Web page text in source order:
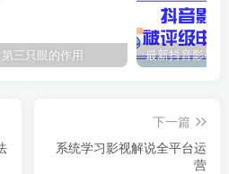
第三只眼的作用
下一篇
系统学习影视解说全平台运
营